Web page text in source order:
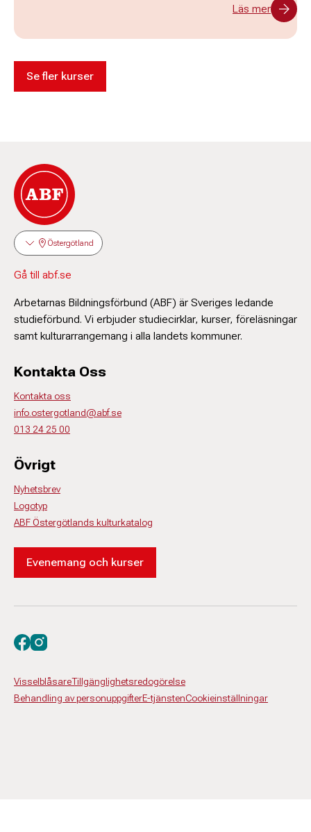
Läs mer
Se fler kurser
Östergötland
Gå till abf.se
Arbetarnas Bildningsförbund (ABF) är Sveriges ledande
studieförbund. Vi erbjuder studiecirklar, kurser, föreläsningar
samt kulturarrangemang i alla landets kommuner.
Kontakta Oss
Kontakta oss
info.ostergotland@abf.se
013 24 25 00
Övrigt
Nyhetsbrev
Logotyp
ABF Östergötlands kulturkatalog
Evenemang och kurser
VisselblåsareTillgänglighetsredogörelse
Behandling av personuppgifterE-tjänstenCookieinställningar
Besök oss på facebook
Besök oss på instagram